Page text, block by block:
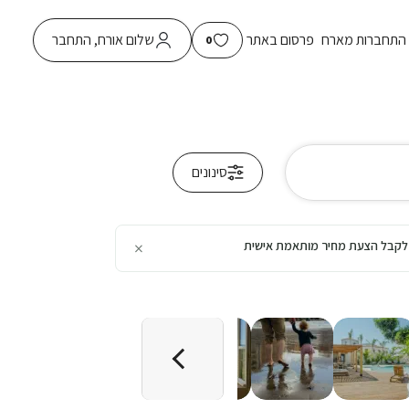
התחברות מארח פרסום באתר 0 שלום אורח, התחבר
סינונים
לקבל הצעת מחיר מותאמת אישית ×